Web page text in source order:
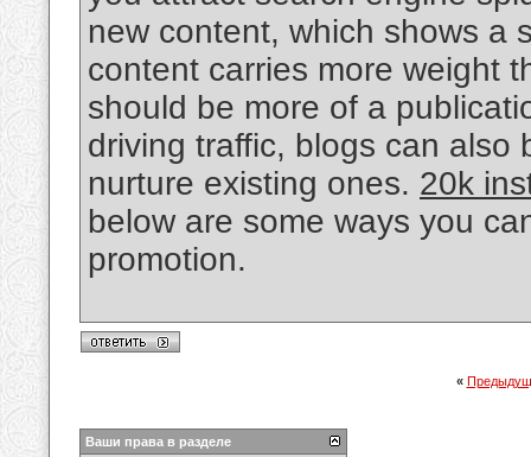
new content, which shows a
content carries more weight
should be more of a
driving traffic, blogs can
nurture existing ones. 20k
below are some ways you
promotion.
«
Ваши права в разделе